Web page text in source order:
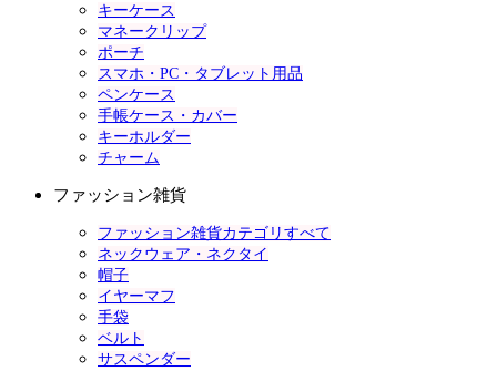
キーケース
マネークリップ
ポーチ
スマホ・PC・タブレット用品
ペンケース
手帳ケース・カバー
キーホルダー
チャーム
ファッション雑貨
ファッション雑貨カテゴリすべて
ネックウェア・ネクタイ
帽子
イヤーマフ
手袋
ベルト
サスペンダー